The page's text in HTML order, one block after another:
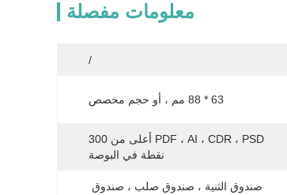
معلومات مفصلة
/
63 * 88 مم ، أو حجم مخصص
نقطة في البوصة